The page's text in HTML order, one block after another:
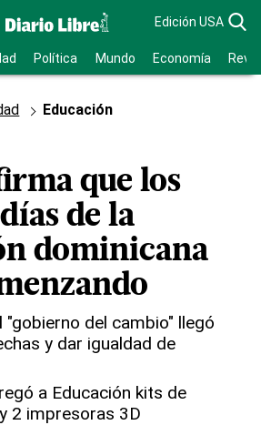
Edición USA
Política Mundo Economía
Educación
que los
de la
dominicana
"gobierno del cambio" llegó
y dar igualdad de
a Educación kits de
2 impresoras 3D